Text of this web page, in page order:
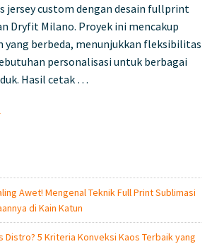
jersey custom dengan desain fullprint
Dryfit Milano. Proyek ini mencakup
yang berbeda, menunjukkan fleksibilitas
personalisasi untuk berbagai
Hasil cetak …
Awet! Mengenal Teknik Full Print Sublimasi
di Kain Katun
Distro? 5 Kriteria Konveksi Kaos Terbaik yang